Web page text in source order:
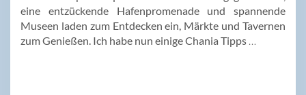
eine entzückende Hafenpromenade und spannende
Museen laden zum Entdecken ein, Märkte und Tavernen
zum Genießen. Ich habe nun einige Chania Tipps